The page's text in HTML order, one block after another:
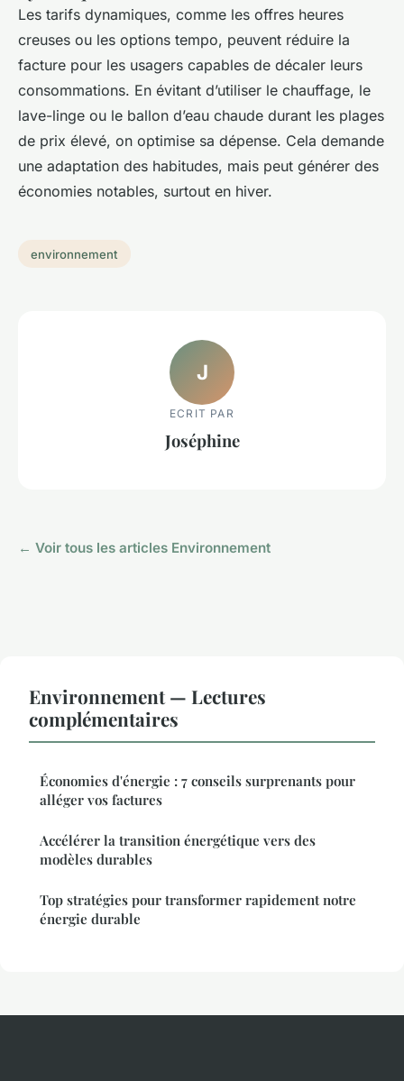
Les tarifs dynamiques, comme les offres heures
creuses ou les options tempo, peuvent réduire la
facture pour les usagers capables de décaler leurs
consommations. En évitant d’utiliser le chauffage, le
lave-linge ou le ballon d’eau chaude durant les plages
de prix élevé, on optimise sa dépense. Cela demande
une adaptation des habitudes, mais peut générer des
économies notables, surtout en hiver.
environnement
J
ECRIT PAR
Joséphine
← Voir tous les articles Environnement
Environnement — Lectures
complémentaires
Économies d'énergie : 7 conseils surprenants pour
alléger vos factures
Accélérer la transition énergétique vers des
modèles durables
Top stratégies pour transformer rapidement notre
énergie durable